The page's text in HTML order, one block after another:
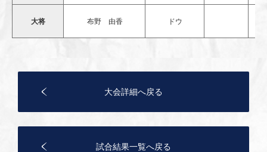
大将 布野 由香 ドウ
大会詳細へ戻る
試合結果一覧へ戻る